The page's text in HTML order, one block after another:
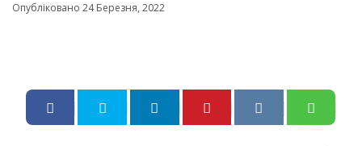
Опубліковано 24 Березня, 2022